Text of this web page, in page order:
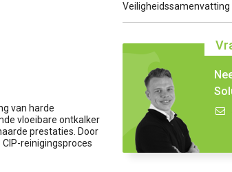
Veiligheidssamenvatting
van harde
vloeibare ontkalker
prestaties. Door
reinigingsproces